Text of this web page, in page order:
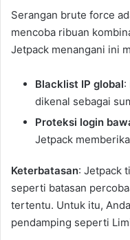
Serangan brute force
mencoba ribuan
Jetpack menangani ini
Blacklist IP global:
dikenal sebagai
Proteksi login
Jetpack
Keterbatasan: Jetpack
seperti batasan
tertentu. Untuk itu,
pendamping seperti